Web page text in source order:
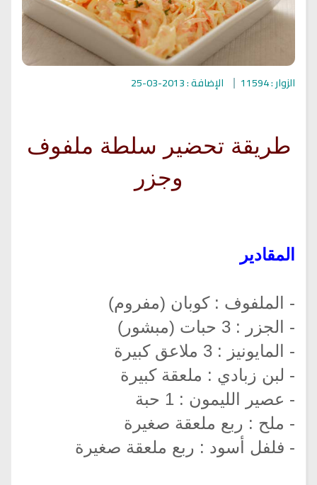
الزوار : 11594 الإضافة : 2013-03-25
طريقة تحضير سلطة ملفوف
وجزر
المقادير
- الملفوف : كوبان (مفروم)
- الجزر : 3 حبات (مبشور)
- المايونيز : 3 ملاعق كبيرة
- لبن زبادي : ملعقة كبيرة
- عصير الليمون : 1 حبة
- ملح : ربع ملعقة صغيرة
- فلفل أسود : ربع ملعقة صغيرة